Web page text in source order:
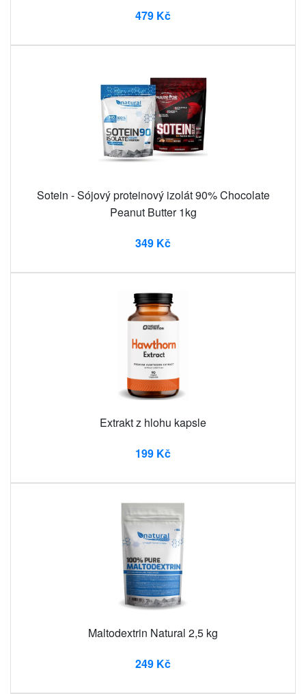
479 Kč
Sotein - Sójový proteinový izolát 90% Chocolate
Peanut Butter 1kg
349 Kč
Extrakt z hlohu kapsle
199 Kč
Maltodextrin Natural 2,5 kg
249 Kč